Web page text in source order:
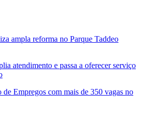
ampla reforma no Parque Taddeo
atendimento e passa a oferecer serviço
Empregos com mais de 350 vagas no